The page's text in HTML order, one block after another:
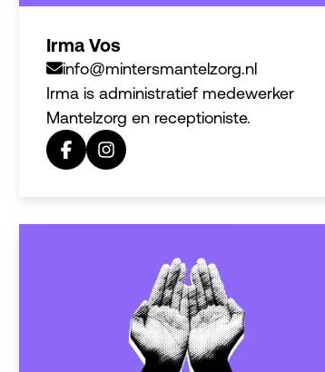
Irma Vos
info@mintersmantelzorg.nl
Irma is administratief medewerker
Mantelzorg en receptioniste.